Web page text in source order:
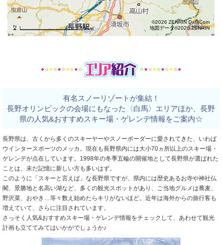
15km
©2026 ZENRIN DataCom
地図データ©2026 ZENRIN
有名スノーリゾートが集結！
長野オリンピックの会場にもなった〈白馬〉エリアほか、長野
県の人気&おすすめスキー場・ゲレンデ情報をご案内☆
長野県は、古くから多くのスキーヤーやスノーボーダーに愛されてきた、いわば
ウインタースポーツのメッカ。現在も長野県内には大小70ヵ所以上のスキー場・
ゲレンデが点在しています。1998年の冬季五輪の開催地として長野県が選ばれた
ことは、未だ記憶に新しい方も多いはず。
このように「スキーと言えば」な長野県ですが、県内には歴史あるお寺や神社仏
閣、景勝地と名高い湖など、多くの観光スポットがあり、ご当地グルメは蕎麦、
野沢菜、おやき…等々数え始めたらキリがないほど。近年は海外からの旅行客も
増えていて、さらに注目されています。
さっそく人気&おすすめスキー場・ゲレンデ情報をチェックして、あわせて観光
計画も立ててみてはいかがでしょうか♪